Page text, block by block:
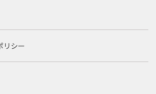
リシー